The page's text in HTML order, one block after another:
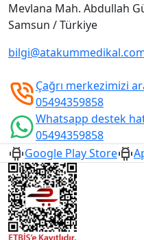
Mevlana Mah. Abdullah
Samsun / Türkiye
Çağrı merkezimizi
05494359858
Whatsapp destek
05494359858
Google Play Store